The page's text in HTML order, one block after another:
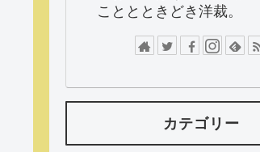
こととときどき洋裁。
カテゴリー